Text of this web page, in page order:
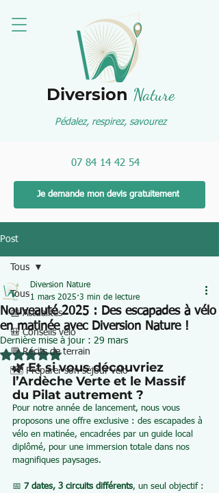
Diversion Nature
Pédalez, respirez, savourez
07 84 14 42 54
Je demande mon devis gratuitement
Post
Tous
📰 Actualités
🎒 Conseils vélo
💬 Récits de terrain
🗺️ Préparer son séjour vélo
Tous
Nouveauté 2025 : Des escapades à vélo
en matinée avec Diversion Nature !
Diversion Nature
1 mars 2025 3 min de lecture
Dernière mise à jour : 29 mars
Noté NaN étoiles sur 5.
🌿 Et si vous découvriez
l’Ardèche Verte et le Massif
du Pilat autrement ?
Pour notre année de lancement, nous vous
proposons une offre exclusive : des escapades à
vélo en matinée, encadrées par un guide local
diplômé, pour une immersion totale dans nos
magnifiques paysages.
📅 7 dates, 3 circuits différents, un seul objectif :